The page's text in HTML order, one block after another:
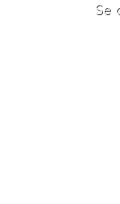
Se